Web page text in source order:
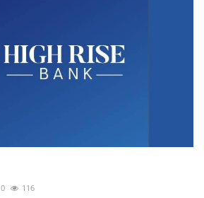
0 116